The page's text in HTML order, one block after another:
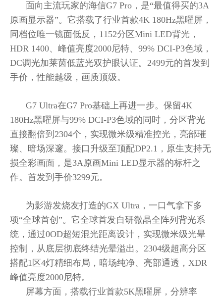
面向主流玩家的海信G7 Pro，是“最值得买的3A
原画显示器”。它搭载了行业首款4K 180Hz黑曜屏，
同档位唯一镜面低反，1152分区Mini LED背光，
HDR 1400、峰值亮度2000尼特、99% DCI-P3色域，
DC调光加莱茵低蓝光双护眼认证。2499元的首发到
手价，性能越级，画质顶级。
G7 Ultra在G7 Pro基础上再进一步。保留4K
180Hz黑曜屏与99% DCI-P3色域的同时，分区背光
直接翻倍到2304个，实现微米级精准控光，亮部璀
璨、暗场深邃。接口升级至顶配DP2.1，原生支持无
损全彩画面，是3A原画Mini LED显示器的标杆之
作。首发到手价3299元。
为影游发烧友打造的GX Ultra，一口气拿下多
项“全球首创”。它全球首发自研微晶全阵列背光系
统，通过0OD超短混光距离设计，实现微米级光晕
控制，从底层彻底终结光晕溢出。2304级超高分区
搭配1区4灯精细布局，暗场纯净、亮部通透，XDR
峰值亮度2000尼特。
屏幕方面，搭载行业首款5K黑曜屏，分辨率